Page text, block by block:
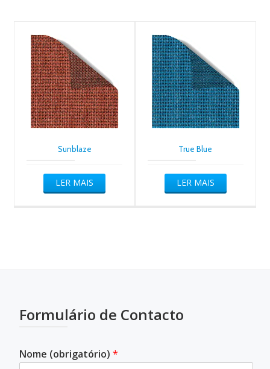
Sunblaze
LER MAIS
True Blue
LER MAIS
Formulário de Contacto
Nome (obrigatório) *